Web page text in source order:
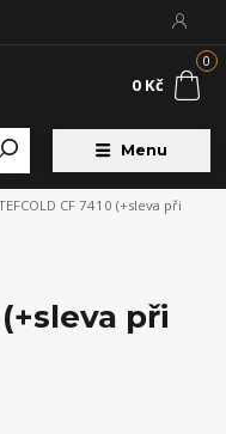
Menu
0
0 Kč
CF 7410 (+sleva při
(+sleva při